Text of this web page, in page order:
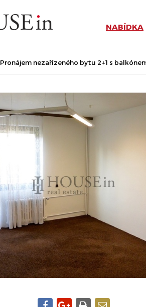
NABÍDKA
Pronájem nezařízeného bytu 2+1 s